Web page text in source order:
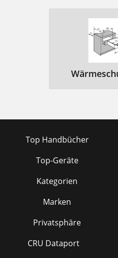
Top Handbücher
Top-Geräte
Kategorien
Marken
Privatsphäre
CRU Dataport